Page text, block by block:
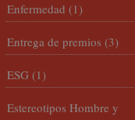
Enfermedad (1)
Entrega de premios (3)
ESG (1)
Estereotipos Hombre y